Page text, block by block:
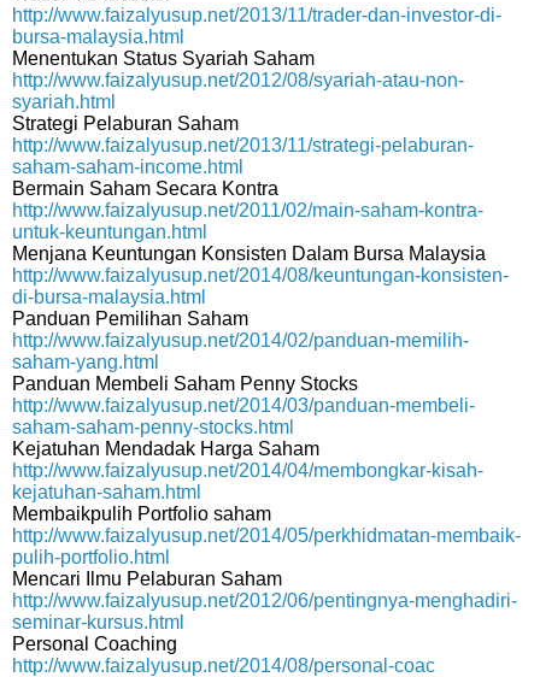
http://www.faizalyusup.net/2013/11/trader-dan-investor-di-
bursa-malaysia.html
Menentukan Status Syariah Saham
http://www.faizalyusup.net/2012/08/syariah-atau-non-
syariah.html
Strategi Pelaburan Saham
http://www.faizalyusup.net/2013/11/strategi-pelaburan-
saham-saham-income.html
Bermain Saham Secara Kontra
http://www.faizalyusup.net/2011/02/main-saham-kontra-
untuk-keuntungan.html
Menjana Keuntungan Konsisten Dalam Bursa Malaysia
http://www.faizalyusup.net/2014/08/keuntungan-konsisten-
di-bursa-malaysia.html
Panduan Pemilihan Saham
http://www.faizalyusup.net/2014/02/panduan-memilih-
saham-yang.html
Panduan Membeli Saham Penny Stocks
http://www.faizalyusup.net/2014/03/panduan-membeli-
saham-saham-penny-stocks.html
Kejatuhan Mendadak Harga Saham
http://www.faizalyusup.net/2014/04/membongkar-kisah-
kejatuhan-saham.html
Membaikpulih Portfolio saham
http://www.faizalyusup.net/2014/05/perkhidmatan-membaik-
pulih-portfolio.html
Mencari Ilmu Pelaburan Saham
http://www.faizalyusup.net/2012/06/pentingnya-menghadiri-
seminar-kursus.html
Personal Coaching
http://www.faizalyusup.net/2014/08/personal-coac